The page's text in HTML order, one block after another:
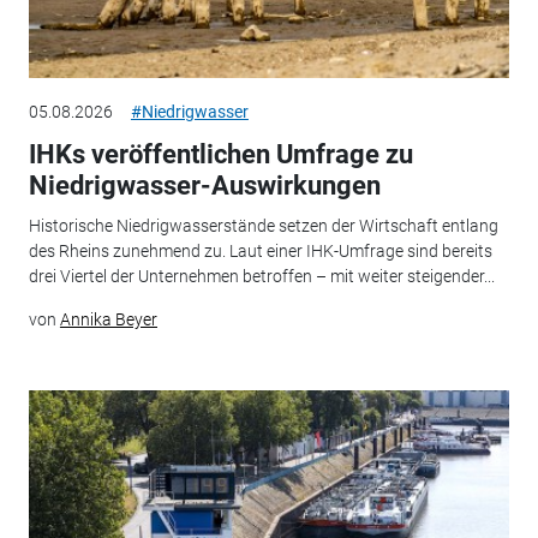
05.08.2026 #Niedrigwasser
IHKs veröffentlichen Umfrage zu
Niedrigwasser-Auswirkungen
Historische Niedrigwasserstände setzen der Wirtschaft entlang
des Rheins zunehmend zu. Laut einer IHK-Umfrage sind bereits
drei Viertel der Unternehmen betroffen – mit weiter steigender...
von Annika Beyer